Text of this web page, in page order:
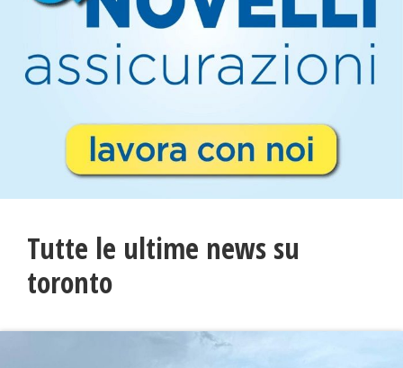
Tutte le ultime news su
toronto